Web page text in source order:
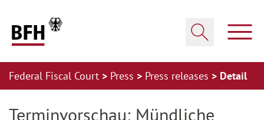
Federal Fiscal Court Press Press releases Detail
Terminvorschau: Mündliche